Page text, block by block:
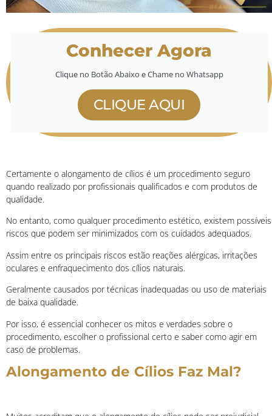
Conhecer Agora
Clique no Botão Abaixo e Chame no Whatsapp
CLIQUE AQUI
Certamente o alongamento de cílios é um procedimento seguro
quando realizado por profissionais qualificados e com produtos de
qualidade.
No entanto, como qualquer procedimento estético, existem possíveis
riscos que podem ser minimizados com os cuidados adequados.
Assim entre os principais riscos estão reações alérgicas, irritações
oculares e enfraquecimento dos cílios naturais.
Geralmente causados por técnicas inadequadas ou uso de materiais
de baixa qualidade.
Por isso, é essencial conhecer os mitos e verdades sobre o
procedimento, escolher o profissional certo e saber como agir em
caso de problemas.
Alongamento de Cílios Faz Mal?